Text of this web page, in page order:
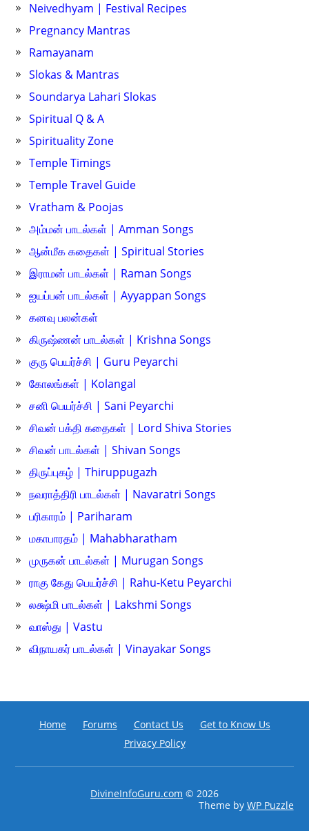
Neivedhyam | Festival Recipes
Pregnancy Mantras
Ramayanam
Slokas & Mantras
Soundarya Lahari Slokas
Spiritual Q & A
Spirituality Zone
Temple Timings
Temple Travel Guide
Vratham & Poojas
அம்மன் பாடல்கள் | Amman Songs
ஆன்மீக கதைகள் | Spiritual Stories
இராமன் பாடல்கள் | Raman Songs
ஐயப்பன் பாடல்கள் | Ayyappan Songs
கனவு பலன்கள்
கிருஷ்ணன் பாடல்கள் | Krishna Songs
குரு பெயர்ச்சி | Guru Peyarchi
கோலங்கள் | Kolangal
சனி பெயர்ச்சி | Sani Peyarchi
சிவன் பக்தி கதைகள் | Lord Shiva Stories
சிவன் பாடல்கள் | Shivan Songs
திருப்புகழ் | Thiruppugazh
நவராத்திரி பாடல்கள் | Navaratri Songs
பரிகாரம் | Pariharam
மகாபாரதம் | Mahabharatham
முருகன் பாடல்கள் | Murugan Songs
ராகு கேது பெயர்ச்சி | Rahu-Ketu Peyarchi
லக்ஷ்மி பாடல்கள் | Lakshmi Songs
வாஸ்து | Vastu
விநாயகர் பாடல்கள் | Vinayakar Songs
Home Forums Contact Us
Get to Know Us
Privacy Policy
DivineInfoGuru.com © 2026
Theme by WP Puzzle